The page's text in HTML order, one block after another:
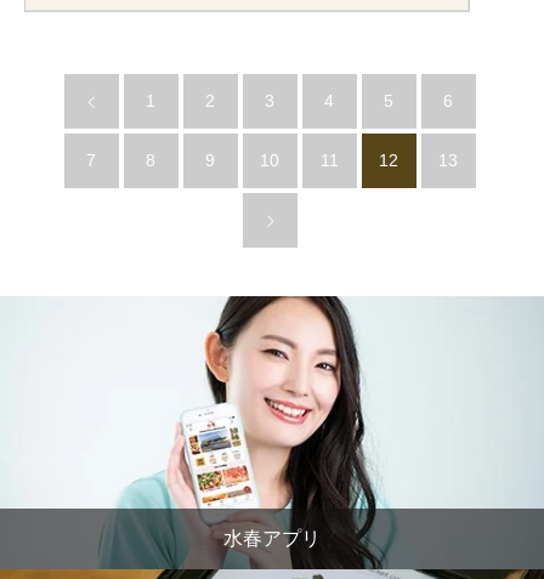
1 2 3 4 5 6
7 8 9 10 11 12 13
水春アプリ